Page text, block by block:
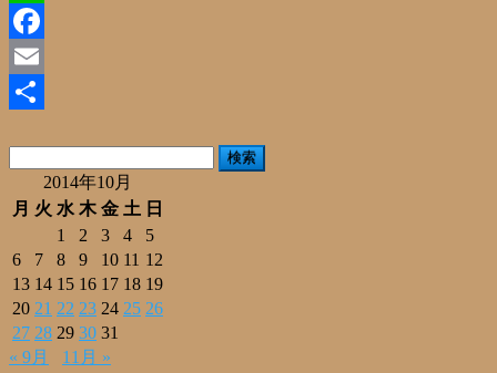
Line
Facebook
Email
2014年10月
月 火 水 木 金 土 日
1
2 3 4
5
6
7 8 9 10 11 12
13 14 15 16 17 18 19
20 21 22 23 24 25 26
27 28 29 30 31
« 9月
11月 »